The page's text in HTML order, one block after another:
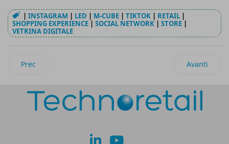
| INSTAGRAM | LED | M-CUBE | TIKTOK | RETAIL |
SHOPPING EXPERIENCE | SOCIAL NETWORK | STORE |
VETRINA DIGITALE
Articolo precedente: Climatizzazione: la tecnologia
Prec Articolo
Avanti
lk yt